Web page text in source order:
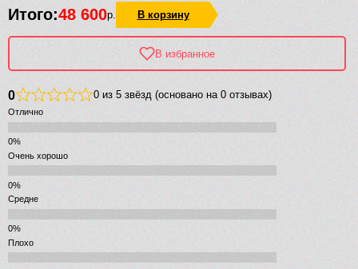
Итого:48 600р. В корзину
В избранное
0 0 из 5 звёзд (основано на 0 отзывах)
Отлично
Очень хорошо
Средне
Плохо